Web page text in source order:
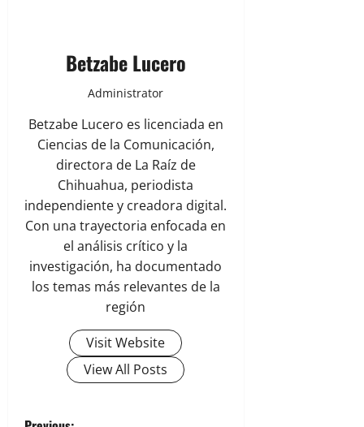
Betzabe Lucero
Administrator
Betzabe Lucero es licenciada en
Ciencias de la Comunicación,
directora de La Raíz de
Chihuahua, periodista
independiente y creadora digital.
Con una trayectoria enfocada en
el análisis crítico y la
investigación, ha documentado
los temas más relevantes de la
región
Visit Website
View All Posts